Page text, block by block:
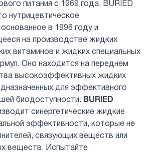
питания с 1969 года. BURIED
нутрицевтическое
в 1996 году и
на производстве жидких
витаминов и жидких специальных
Оно находится на переднем
высокоэффективных жидких
для эффективного
биодоступности. BURIED
синергетические жидкие
эффективности, которые не
связующих веществ или
веществ. Испытайте
1
9
1